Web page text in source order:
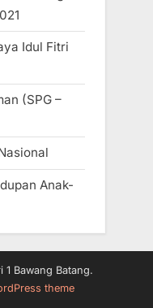
Idul Fitri
(SPG –
Anak-
Bawang Batang.
theme